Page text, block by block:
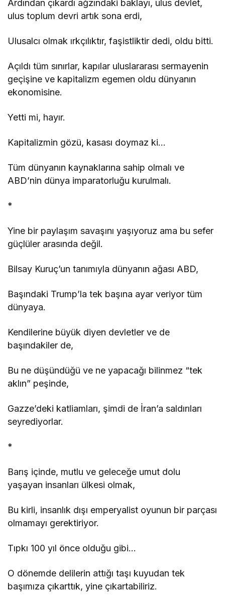
Ardından çıkardı ağzındaki baklayı, ulus devlet,
ulus toplum devri artık sona erdi,
Ulusalcı olmak ırkçılıktır, faşistliktir dedi, oldu bitti.
Açıldı tüm sınırlar, kapılar uluslararası sermayenin
geçişine ve kapitalizm egemen oldu dünyanın
ekonomisine.
Yetti mi, hayır.
Kapitalizmin gözü, kasası doymaz ki…
Tüm dünyanın kaynaklarına sahip olmalı ve
ABD’nin dünya imparatorluğu kurulmalı.
*
Yine bir paylaşım savaşını yaşıyoruz ama bu sefer
güçlüler arasında değil.
Bilsay Kuruç’un tanımıyla dünyanın ağası ABD,
Başındaki Trump’la tek başına ayar veriyor tüm
dünyaya.
Kendilerine büyük diyen devletler ve de
başındakiler de,
Bu ne düşündüğü ve ne yapacağı bilinmez “tek
aklın” peşinde,
Gazze’deki katliamları, şimdi de İran’a saldırıları
seyrediyorlar.
*
Barış içinde, mutlu ve geleceğe umut dolu
yaşayan insanları ülkesi olmak,
Bu kirli, insanlık dışı emperyalist oyunun bir parçası
olmamayı gerektiriyor.
Tıpkı 100 yıl önce olduğu gibi…
O dönemde delilerin attığı taşı kuyudan tek
başımıza çıkarttık, yine çıkartabiliriz.